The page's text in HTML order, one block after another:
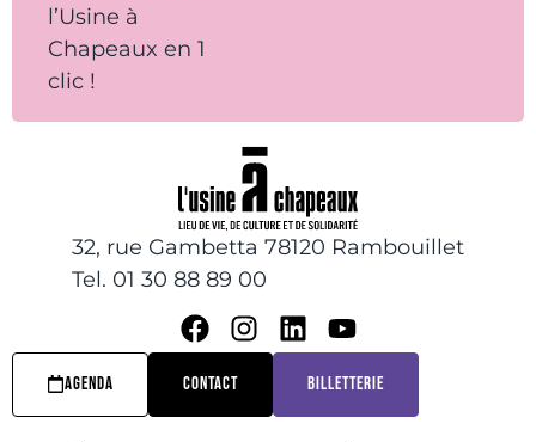
l’Usine à
Chapeaux en 1
clic !
32, rue Gambetta 78120 Rambouillet
Tel. 01 30 88 89 00
AGENDA CONTACT BILLETTERIE